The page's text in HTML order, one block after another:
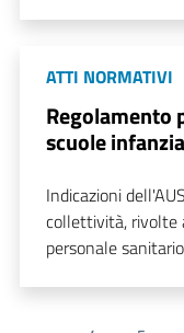
ATTI NORMATIVI
Regolamento
scuole infanzia
Indicazioni
collettività, rivolte
personale